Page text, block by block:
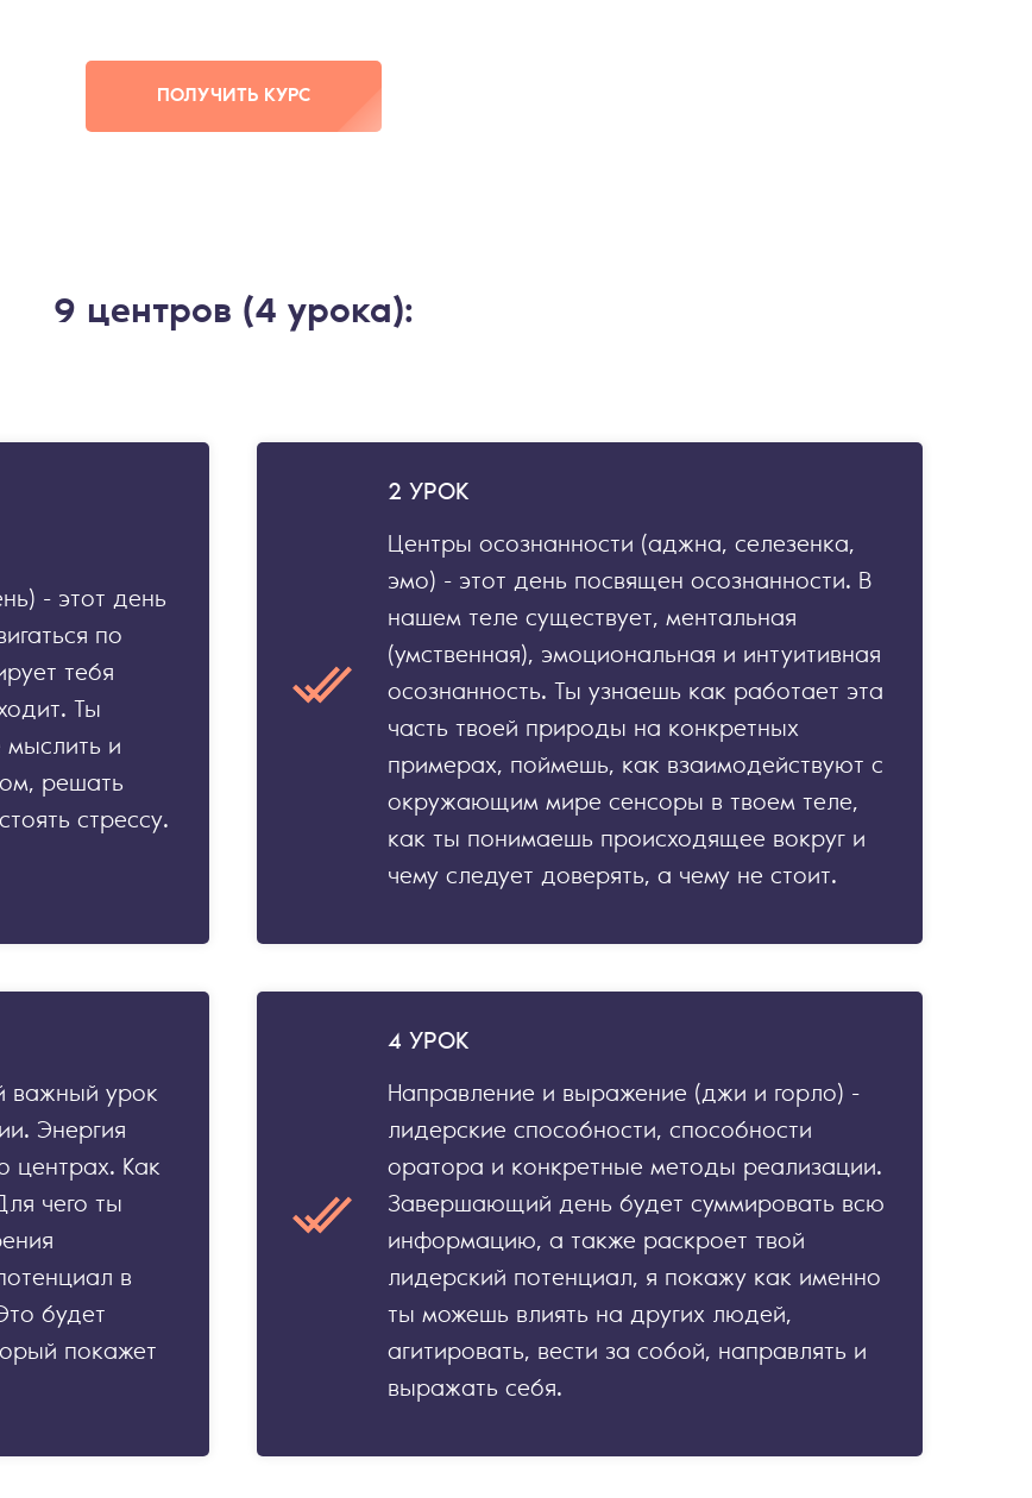
ПОЛУЧИТЬ КУРС
9 центров (4 урока):
- этот день
по
тебя
Ты
мыслить и
решать
стрессу.
2 УРОК
Центры осознанности (аджна, селезенка,
эмо) - этот день посвящен осознанности. В
нашем теле существует, ментальная
(умственная), эмоциональная и интуитивная
осознанность. Ты узнаешь как работает эта
часть твоей природы на конкретных
примерах, поймешь, как взаимодействуют с
окружающим мире сенсоры в твоем теле,
как ты понимаешь происходящее вокруг и
чему следует доверять, а чему не стоит.
важный урок
Энергия
центрах. Как
чего ты
в
будет
покажет
4 УРОК
Направление и выражение (джи и горло) -
лидерские способности, способности
оратора и конкретные методы реализации.
Завершающий день будет суммировать всю
информацию, а также раскроет твой
лидерский потенциал, я покажу как именно
ты можешь влиять на других людей,
агитировать, вести за собой, направлять и
выражать себя.